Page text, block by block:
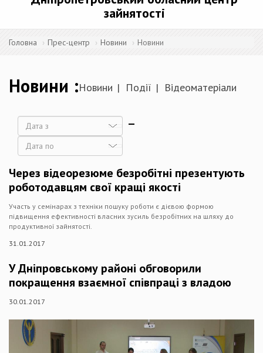
зайнятості
Головна Прес-центр Новини Новини
Новини Новини Події Відеоматеріали
Дата
Через відеорезюме безробітні презентують
роботодавцям свої кращі якості
Участь у семінарах з техніки пошуку роботи є дієвою формою
підвищення ефективності власних зусиль безробітних на шляху до
продуктивної зайнятості.
31.01.2017
У Дніпровському районі обговорили
покращення взаємної співпраці з владою
30.01.2017